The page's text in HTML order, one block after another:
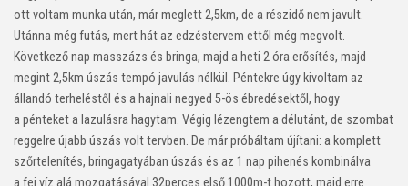
ott voltam munka után, már meglett 2,5km, de a részidő nem javult.
Utánna még futás, mert hát az edzéstervem ettől még megvolt.
Következő nap masszázs és bringa, majd a heti 2 óra erősítés, majd
megint 2,5km úszás tempó javulás nélkül. Péntekre úgy kivoltam az
állandó terheléstől és a hajnali negyed 5-ös ébredésektől, hogy
a pénteket a lazulásra hagytam. Végig lézengtem a délutánt, de szombat
reggelre újabb úszás volt tervben. De már próbáltam újítani: a komplett
szőrtelenítés, bringagatyában úszás és az 1 nap pihenés kombinálva
a fej víz alá mozgatásával 32perces első 1000m-t hozott, majd erre